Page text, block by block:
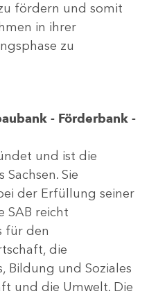
fördern und somit
in ihrer
zu
- Förderbank -
und ist die
Sie
der Erfüllung seiner
SAB reicht
für den
die
Bildung und Soziales
und die Umwelt. Die